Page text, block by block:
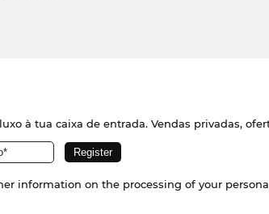
à tua caixa de entrada. Vendas privadas,
information on the processing of your